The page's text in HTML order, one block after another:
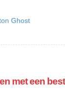
Ghost
met een